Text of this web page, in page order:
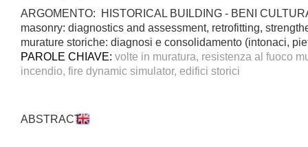
ARGOMENTO: HISTORICAL BUILDING - BENI
masonry: diagnostics and assessment, retrofitting,
murature storiche: diagnosi e consolidamento (intonaci,
PAROLE CHIAVE: volte in muratura, resistenza al fuoco
incendio, fire dynamic simulator, edifici storici
ABSTRACT